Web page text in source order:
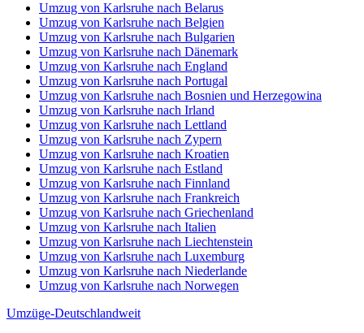
Umzug von Karlsruhe nach Belarus
Umzug von Karlsruhe nach Belgien
Umzug von Karlsruhe nach Bulgarien
Umzug von Karlsruhe nach Dänemark
Umzug von Karlsruhe nach England
Umzug von Karlsruhe nach Portugal
Umzug von Karlsruhe nach Bosnien und Herzegowina
Umzug von Karlsruhe nach Irland
Umzug von Karlsruhe nach Lettland
Umzug von Karlsruhe nach Zypern
Umzug von Karlsruhe nach Kroatien
Umzug von Karlsruhe nach Estland
Umzug von Karlsruhe nach Finnland
Umzug von Karlsruhe nach Frankreich
Umzug von Karlsruhe nach Griechenland
Umzug von Karlsruhe nach Italien
Umzug von Karlsruhe nach Liechtenstein
Umzug von Karlsruhe nach Luxemburg
Umzug von Karlsruhe nach Niederlande
Umzug von Karlsruhe nach Norwegen
Umzüge-Deutschlandweit